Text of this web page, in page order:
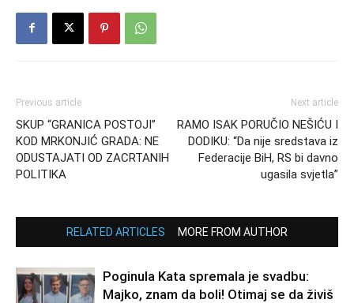
Previous article
SKUP “GRANICA POSTOJI”
KOD MRKONJIĆ GRADA: NE
ODUSTAJATI OD ZACRTANIH
POLITIKA
Next article
RAMO ISAK PORUČIO NEŠIĆU I
DODIKU: “Da nije sredstava iz
Federacije BiH, RS bi davno
ugasila svjetla”
RELATED ARTICLES MORE FROM AUTHOR
Poginula Kata spremala je svadbu:
Majko, znam da boli! Otimaj se da živiš